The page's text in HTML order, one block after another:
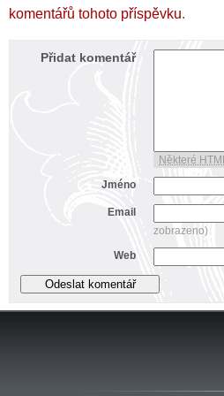
komentářů tohoto příspěvku.
Přidat komentář
Některé
Jméno
Email
zobrazeno)
Web